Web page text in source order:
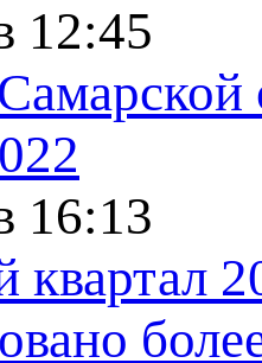
12:45
16:13
квартал